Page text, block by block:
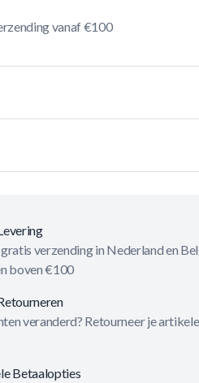
vanaf €100
verzending in Nederland en
boven €100
veranderd? Retourneer je
Betaalopties